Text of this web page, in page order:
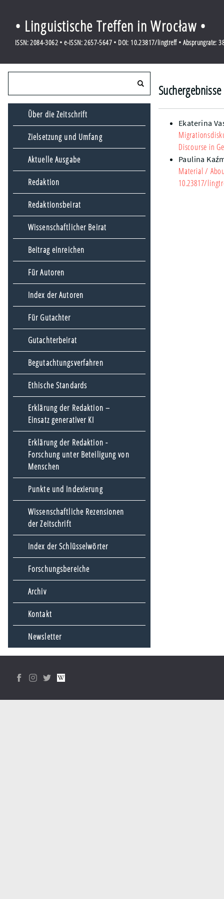
• Linguistische Treffen in Wrocław •
ISSN: 2084-3062 • e-ISSN: 2657-5647 • DOI: 10.23817/lingtreff • Absprungrate:
Über die Zeitschrift
Zielsetzung und Umfang
Aktuelle Ausgabe
Redaktion
Redaktionsbeirat
Wissenschaftlicher Beirat
Beitrag einreichen
Für Autoren
Index der Autoren
Für Gutachter
Gutachterbeirat
Begutachtungsverfahren
Ethische Standards
Erklärung der Redaktion –
Einsatz generativer KI
Erklärung der Redaktion -
Forschung unter Beteiligung von
Menschen
Punkte und Indexierung
Wissenschaftliche Rezensionen
der Zeitschrift
Index der Schlüsselwörter
Forschungsbereiche
Archiv
Kontakt
Newsletter
Ekaterina
Discourse in
Paulina
Material /
10.23817/